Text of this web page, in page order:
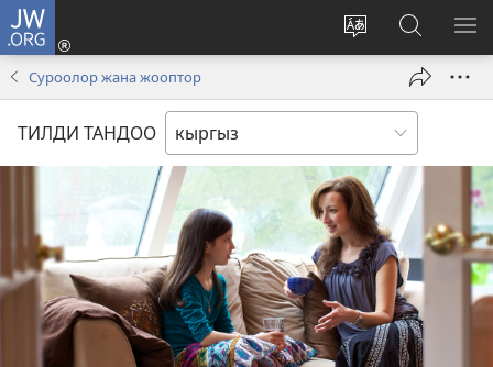
JW.ORG
Башка
тандоо
Кирүү
(жаңы
JW.ORG
сайтынан
издөө
Суроолор жана жооптор
ТИЛДИ ТАНДОО